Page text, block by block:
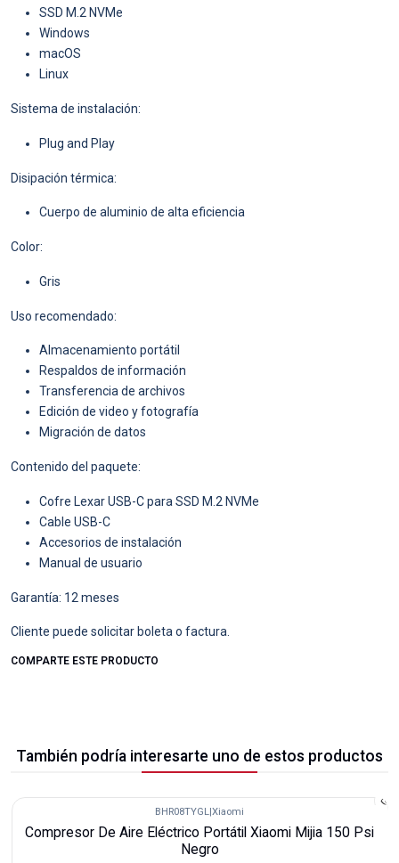
SSD M.2 NVMe
Windows
macOS
Linux
Sistema de instalación:
Plug and Play
Disipación térmica:
Cuerpo de aluminio de alta eficiencia
Color:
Gris
Uso recomendado:
Almacenamiento portátil
Respaldos de información
Transferencia de archivos
Edición de video y fotografía
Migración de datos
Contenido del paquete:
Cofre Lexar USB-C para SSD M.2 NVMe
Cable USB-C
Accesorios de instalación
Manual de usuario
Garantía: 12 meses
Cliente puede solicitar boleta o factura.
COMPARTE ESTE PRODUCTO
También podría interesarte uno de estos productos
BHR08TYGL|Xiaomi
Compresor De Aire Eléctrico Portátil Xiaomi Mijia 150 Psi
Negro